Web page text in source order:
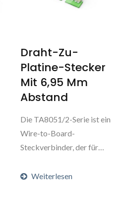
Draht-Zu-
Platine-Stecker
Mit 6,95 Mm
Abstand
Die TA8051/2-Serie ist ein
Wire-to-Board-
Steckverbinder, der für
Beleuchtungsmodule...
Weiterlesen